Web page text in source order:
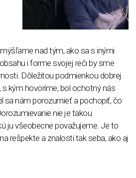
nad tým, ako sa s inými
i forme svojej reči by sme
Dôležitou podmienkou dobrej
s kým hovoríme, bol ochotný nás
sa nám porozumieť a pochopiť, čo
nie je takou
ju všeobecne považujeme. Je to
rešpekte a znalosti tak seba, ako aj